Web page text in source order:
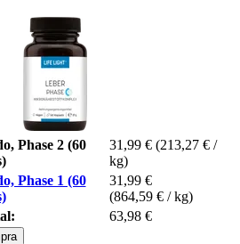
Phase 2 (60
31,99 € (213,27 € /
kg)
Phase 1 (60
31,99 €
(864,59 € / kg)
63,98 €